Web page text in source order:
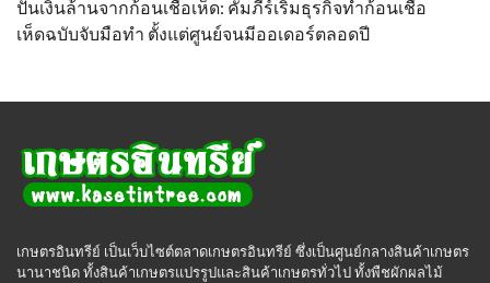
ปั้นเงินล้านจากก้อนเชื้อเห็ด: คัมภีร์เริ่มธุรกิจทำก้อนเชื้อ
เห็ดฉบับจับมือทำ ตั้งแต่ศูนย์จนมีออเดอร์ตลอดปี
เกษตรอินทรีย์ เป็นเว็บไซต์ตลาดเกษตรอินทรีย์ ซึ่งเป็นศูนย์กลางสินค้าเกษตร
นานาชนิด ทั้งสินค้าเกษตรแปรรูปและสินค้าเกษตรทั่วไป ทั้งพืชผักผลไม้